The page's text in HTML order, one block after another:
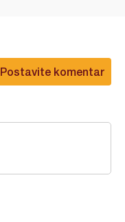
Postavite komentar